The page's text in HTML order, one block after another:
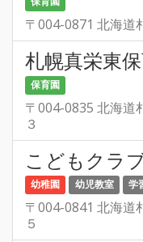
〒004-0871 北海道
札幌真栄東
保育園
〒004-0835 北海道
３
こどもクラ
幼稚園 幼児教室 学
〒004-0841 北海道
５